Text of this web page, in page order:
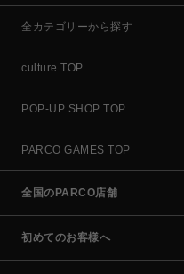
全カテゴリーから探す
culture TOP
POP-UP SHOP TOP
PARCO GAMES TOP
全国のPARCO店舗
初めてのお客様へ